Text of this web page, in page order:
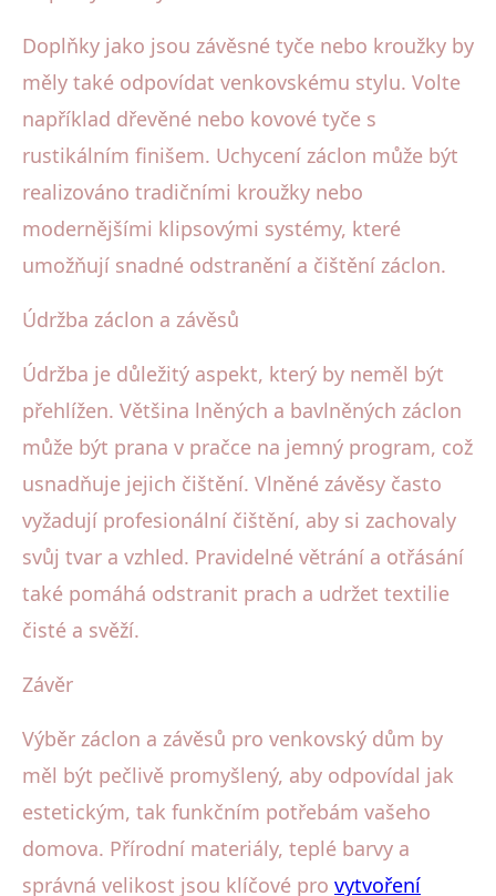
Doplňky jako jsou závěsné tyče nebo kroužky by
měly také odpovídat venkovskému stylu. Volte
například dřevěné nebo kovové tyče s
rustikálním finišem. Uchycení záclon může být
realizováno tradičními kroužky nebo
modernějšími klipsovými systémy, které
umožňují snadné odstranění a čištění záclon.
Údržba záclon a závěsů
Údržba je důležitý aspekt, který by neměl být
přehlížen. Většina lněných a bavlněných záclon
může být prana v pračce na jemný program, což
usnadňuje jejich čištění. Vlněné závěsy často
vyžadují profesionální čištění, aby si zachovaly
svůj tvar a vzhled. Pravidelné větrání a otřásání
také pomáhá odstranit prach a udržet textilie
čisté a svěží.
Závěr
Výběr záclon a závěsů pro venkovský dům by
měl být pečlivě promyšlený, aby odpovídal jak
estetickým, tak funkčním potřebám vašeho
domova. Přírodní materiály, teplé barvy a
správná velikost jsou klíčové pro vytvoření